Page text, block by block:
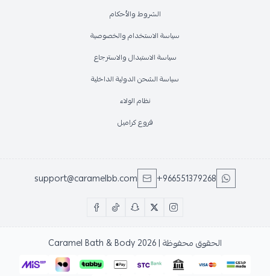
الشروط والأحكام
سياسة الاستخدام والخصوصية
سياسة الاستبدال والاسترجاع
سياسة الشحن الدولية الداخلية
نظام الولاء
فروع كراميل
+966551379268
support@caramelbb.com
الحقوق محفوظة | 2026 Caramel Bath & Body